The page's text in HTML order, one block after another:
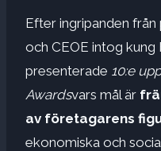
Efter ingripanden
och CEOE intog kung
presenterade 10:e
Awardsvars mål är
av företagarens
ekonomiska och